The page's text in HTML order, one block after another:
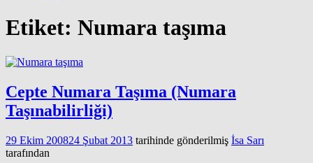
Etiket: Numara taşıma
Cepte Numara Taşıma (Numara
Taşınabilirliği)
29 Ekim 200824 Şubat 2013 tarihinde gönderilmiş İsa Sarı
tarafından